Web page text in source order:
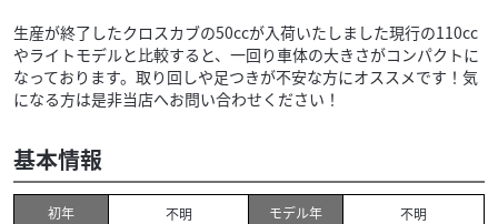
生産が終了したクロスカブの50ccが入荷いたしました現行の110cc
やライトモデルと比較すると、一回り車体の大きさがコンパクトに
なっております。取り回しや足つきが不安な方にオススメです！気
になる方は是非当店へお問い合わせください！
基本情報
初年 不明 モデル年
不明